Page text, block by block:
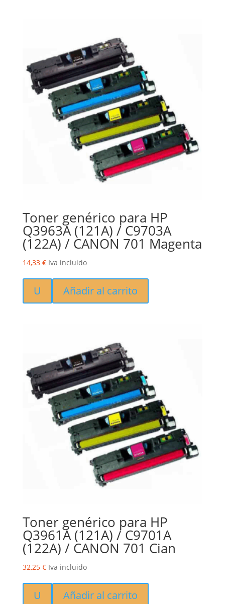
Toner genérico para HP
Q3963A (121A) / C9703A
(122A) / CANON 701 Magenta
14,33 € Iva incluido
U Añadir al carrito
Toner genérico para HP
Q3961A (121A) / C9701A
(122A) / CANON 701 Cian
32,25 € Iva incluido
U Añadir al carrito